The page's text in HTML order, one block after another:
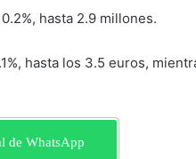
hasta 2.9 millones.
hasta los 3.5 euros,
de WhatsApp